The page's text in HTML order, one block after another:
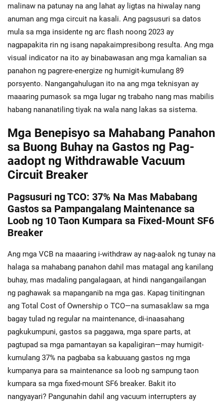
malinaw na patunay na ang lahat ay ligtas na hiwalay nang
anuman ang mga circuit na kasali. Ang pagsusuri sa datos
mula sa mga insidente ng arc flash noong 2023 ay
nagpapakita rin ng isang napakaimpresibong resulta. Ang mga
visual indicator na ito ay binabawasan ang mga kamalian sa
panahon ng pagrere-energize ng humigit-kumulang 89
porsyento. Nangangahulugan ito na ang mga teknisyan ay
maaaring pumasok sa mga lugar ng trabaho nang mas mabilis
habang nananatiling tiyak na wala nang lakas sa sistema.
Mga Benepisyo sa Mahabang Panahon
sa Buong Buhay na Gastos ng Pag-
aadopt ng Withdrawable Vacuum
Circuit Breaker
Pagsusuri ng TCO: 37% Na Mas Mababang
Gastos sa Pampangalang Maintenance sa
Loob ng 10 Taon Kumpara sa Fixed-Mount SF6
Breaker
Ang mga VCB na maaaring i-withdraw ay nag-aalok ng tunay na
halaga sa mahabang panahon dahil mas matagal ang kanilang
buhay, mas madaling pangalagaan, at hindi nangangailangan
ng paghawak sa mapanganib na mga gas. Kapag tinitingnan
ang Total Cost of Ownership o TCO—na sumasaklaw sa mga
bagay tulad ng regular na maintenance, di-inaasahang
pagkukumpuni, gastos sa paggawa, mga spare parts, at
pagtupad sa mga pamantayan sa kapaligiran—may humigit-
kumulang 37% na pagbaba sa kabuuang gastos ng mga
kumpanya para sa maintenance sa loob ng sampung taon
kumpara sa mga fixed-mount SF6 breaker. Bakit ito
nangyayari? Pangunahin dahil ang vacuum interrupters ay